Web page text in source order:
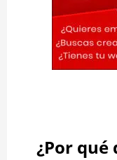
¿Por qué